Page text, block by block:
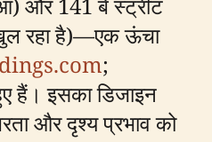
रहा है)—एक ऊंचा
;
हैं। इसका डिजाइन
और दृश्य प्रभाव को